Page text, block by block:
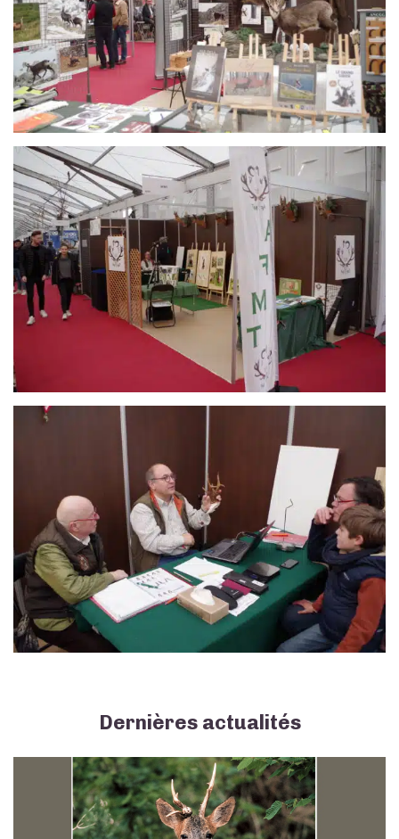
Dernières actualités